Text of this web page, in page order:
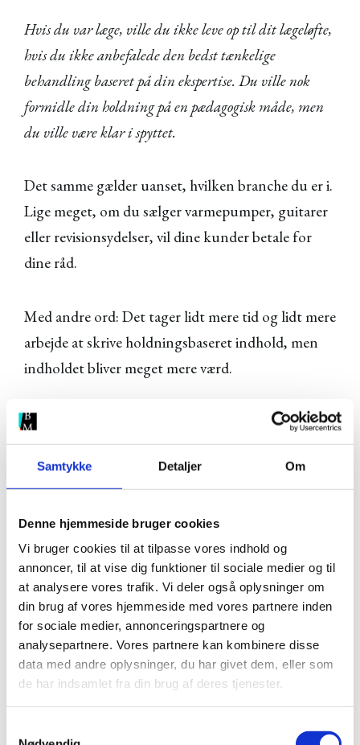
Samtykke Detaljer Om
Denne hjemmeside bruger cookies
Vi bruger cookies til at tilpasse vores indhold og
annoncer, til at vise dig funktioner til sociale medier og til
at analysere vores trafik. Vi deler også oplysninger om
din brug af vores hjemmeside med vores partnere inden
for sociale medier, annonceringspartnere og
analysepartnere. Vores partnere kan kombinere disse
data med andre oplysninger, du har givet dem, eller som
de har indsamlet fra din brug af deres tjenester.
Hvis du var læge, ville du ikke leve op til dit lægeløfte,
hvis du ikke anbefalede den bedst tænkelige
behandling baseret på din ekspertise. Du ville nok
formidle din holdning på en pædagogisk måde, men
du ville være klar i spyttet.
Det samme gælder uanset, hvilken branche du er i.
Lige meget, om du sælger varmepumper, guitarer
eller revisionsydelser, vil dine kunder betale for
dine råd.
Med andre ord: Det tager lidt mere tid og lidt mere
arbejde at skrive holdningsbaseret indhold, men
indholdet bliver meget mere værd.
Derfor giver det mening at have en
holdning
Content marketing kan og skal nemlig være med
til at drive din forretning. Pointen er jo at tiltrække
kunder. Hvordan? Ved at få folk til at huske dit
brand, og hvad du fortæller dem.
Langt det meste indhold forsøger at ramme det
bredest mulige publikum, og vil derfor ofte ikke
engagere nogen som helst. Indhold, der
præsenterer en holding eller har en mening om et
emne, taler måske til en mindre målgruppe, men